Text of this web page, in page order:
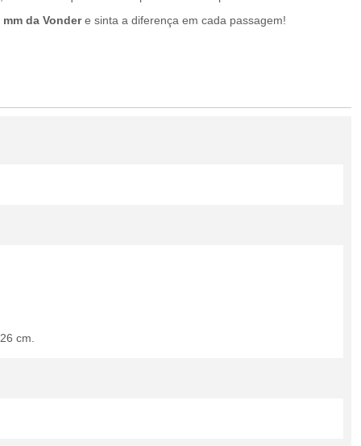
da Vondere sinta a diferença em cada passagem!
cm.